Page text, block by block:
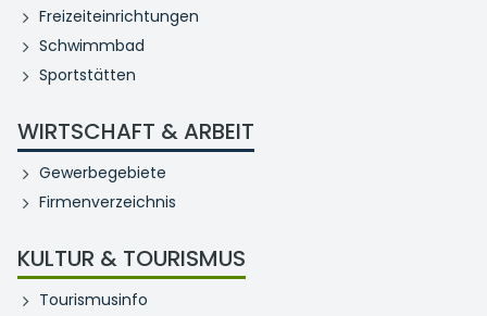
Freizeiteinrichtungen
Schwimmbad
Sportstätten
WIRTSCHAFT & ARBEIT
Gewerbegebiete
Firmenverzeichnis
KULTUR & TOURISMUS
Tourismusinfo